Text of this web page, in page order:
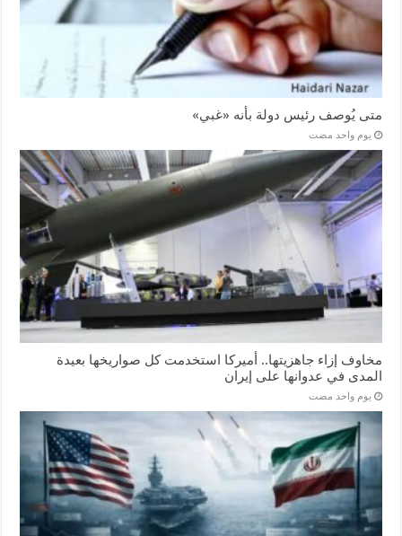
متى يُوصف رئيس دولة بأنه «غبي»
‏يوم واحد مضت
مخاوف إزاء جاهزيتها.. أميركا استخدمت كل صواريخها بعيدة
المدى في عدوانها على إيران
‏يوم واحد مضت